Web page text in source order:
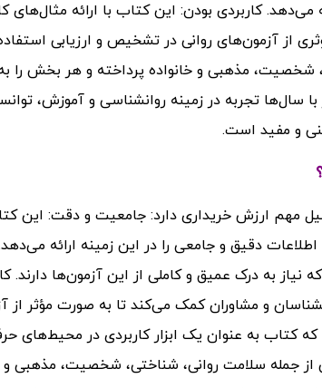
می‌دهد. کاربردی بودن: این کتاب با ارائه مثال‌های
از آزمون‌های روانی در تشخیص و ارزیابی
شخصیت، مذهبی و خانواده پرداخته و هر بخش را
تجربه در زمینه روانشناسی و آموزش،
و مفید است.
مهم ارزش خریداری دارد: جامعیت و دقت: این
دقیق و جامعی را در این زمینه ارائه
به درک عمیق و کاملی از این آزمون‌ها دارند.
و مشاوران کمک می‌کند تا به صورت مؤثر از
کتاب به عنوان یک ابزار کاربردی در محیط‌های
جمله سلامت روانی، شناختی، شخصیت، مذهبی و